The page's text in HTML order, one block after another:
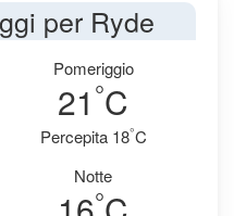
per Ryde
Pomeriggio
21 °C
Percepita 18°C
Notte
°